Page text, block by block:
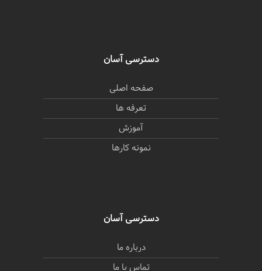
دسترسی آسان
صفحه اصلی
تعرفه ها
آموزش
نمونه کارها
دسترسی آسان
درباره ما
تماس با ما